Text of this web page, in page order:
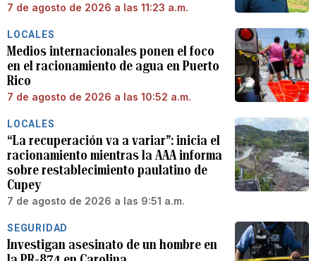
7 de agosto de 2026 a las 11:23 a.m.
LOCALES
Medios internacionales ponen el foco
en el racionamiento de agua en Puerto
Rico
7 de agosto de 2026 a las 10:52 a.m.
LOCALES
“La recuperación va a variar”: inicia el
racionamiento mientras la AAA informa
sobre restablecimiento paulatino de
Cupey
7 de agosto de 2026 a las 9:51 a.m.
SEGURIDAD
Investigan asesinato de un hombre en